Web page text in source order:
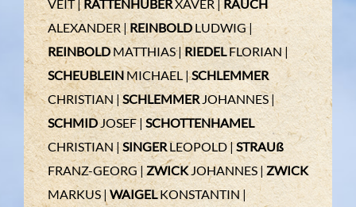
VEIT |RATTENHUBERXAVER |RAUCH
ALEXANDER |REINBOLDLUDWIG |
REINBOLDMATTHIAS |RIEDELFLORIAN |
SCHEUBLEINMICHAEL |SCHLEMMER
CHRISTIAN |SCHLEMMER JOHANNES |
SCHMIDJOSEF | SCHOTTENHAMEL
CHRISTIAN |SINGERLEOPOLD |STRAUß
FRANZ-GEORG |ZWICKJOHANNES |ZWICK
MARKUS | WAIGELKONSTANTIN |